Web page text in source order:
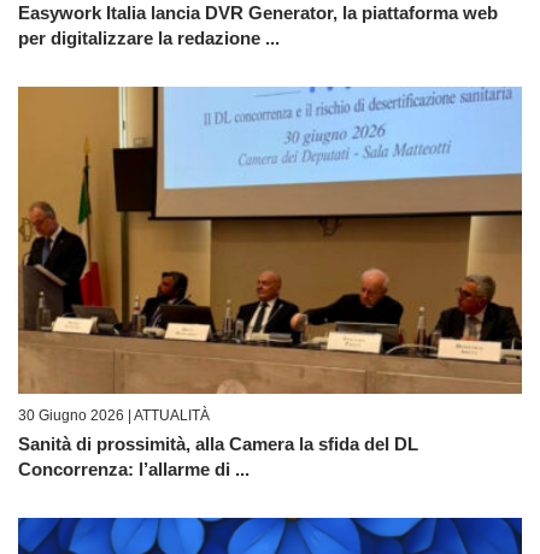
Easywork Italia lancia DVR Generator, la piattaforma web
per digitalizzare la redazione ...
30 Giugno 2026 | ATTUALITÀ
Sanità di prossimità, alla Camera la sfida del DL
Concorrenza: l’allarme di ...